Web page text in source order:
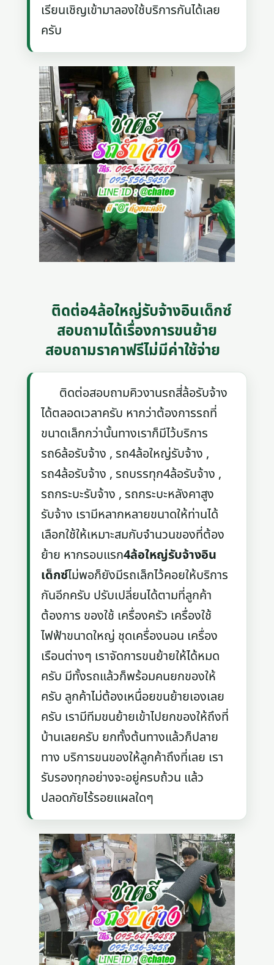
เรียนเชิญเข้ามาลองใช้บริการกันได้เลย
ครับ
ติดต่อ4ล้อใหญ่รับจ้างอินเด็กซ์
สอบถามได้เรื่องการขนย้าย
สอบถามราคาฟรีไม่มีค่าใช้จ่าย
ติดต่อสอบถามคิวงานรถสี่ล้อรับจ้าง
ได้ตลอดเวลาครับ หากว่าต้องการรถที่
ขนาดเล็กกว่านั้นทางเราก็มีไว้บริการ
รถ6ล้อรับจ้าง , รถ4ล้อใหญ่รับจ้าง ,
รถ4ล้อรับจ้าง , รถบรรทุก4ล้อรับจ้าง ,
รถกระบะรับจ้าง , รถกระบะหลังคาสูง
รับจ้าง เรามีหลากหลายขนาดให้ท่านได้
เลือกใช้ให้เหมาะสมกับจำนวนของที่ต้อง
ย้าย หากรอบแรก4ล้อใหญ่รับจ้างอิน
เด็กซ์ไม่พอก็ยังมีรถเล็กไว้คอยให้บริการ
กันอีกครับ ปรับเปลี่ยนได้ตามที่ลูกค้า
ต้องการ ของใช้ เครื่องครัว เครื่องใช้
ไฟฟ้าขนาดใหญ่ ชุดเครื่องนอน เครื่อง
เรือนต่างๆ เราจัดการขนย้ายให้ได้หมด
ครับ มีทั้งรถแล้วก็พร้อมคนยกของให้
ครับ ลูกค้าไม่ต้องเหนื่อยขนย้ายเองเลย
ครับ เรามีทีมขนย้ายเข้าไปยกของให้ถึงที่
บ้านเลยครับ ยกทั้งต้นทางแล้วก็ปลาย
ทาง บริการขนของให้ลูกค้าถึงที่เลย เรา
รับรองทุกอย่างจะอยู่ครบถ้วน แล้ว
ปลอดภัยไร้รอยแผลใดๆ